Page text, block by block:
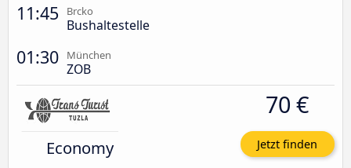
11:45 Brcko
Bushaltestelle
01:30 München
ZOB
Economy
70 €
Jetzt finden